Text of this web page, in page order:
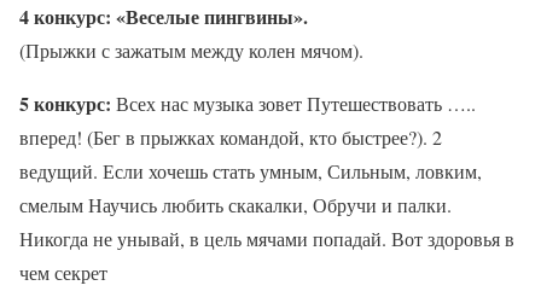
4 конкурс: «Веселые пингвины».
(Прыжки с зажатым между колен мячом).
5 конкурс: Всех нас музыка зовет Путешествовать …..
вперед! (Бег в прыжках командой, кто быстрее?). 2
ведущий. Если хочешь стать умным, Сильным, ловким,
смелым Научись любить скакалки, Обручи и палки.
Никогда не унывай, в цель мячами попадай. Вот здоровья в
чем секрет